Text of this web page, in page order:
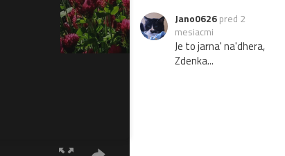
Jano0626 pred 2
mesiacmi
Je to jarna' na'dhera,
Zdenka...